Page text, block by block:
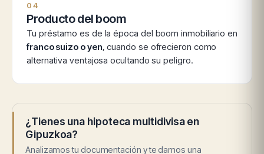
04
Producto del boom
Tu préstamo es de la época del boom inmobiliario en
franco suizo o yen, cuando se ofrecieron como
alternativa ventajosa ocultando su peligro.
¿Tienes una hipoteca multidivisa en
Gipuzkoa?
Analizamos tu documentación y te damos una